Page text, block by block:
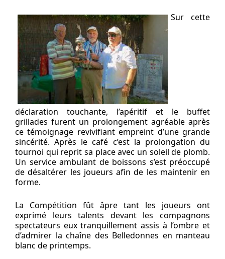
Sur cette
déclaration touchante, l’apéritif et le buffet
grillades furent un prolongement agréable après
ce témoignage revivifiant empreint d’une grande
sincérité. Après le café c’est la prolongation du
tournoi qui reprit sa place avec un soleil de plomb.
Un service ambulant de boissons s’est préoccupé
de désaltérer les joueurs afin de les maintenir en
forme.
La Compétition fût âpre tant les joueurs ont
exprimé leurs talents devant les compagnons
spectateurs eux tranquillement assis à l’ombre et
d’admirer la chaîne des Belledonnes en manteau
blanc de printemps.